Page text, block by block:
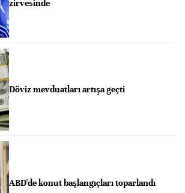
zirvesinde
Döviz mevduatları artışa geçti
ABD'de konut başlangıçları toparlandı